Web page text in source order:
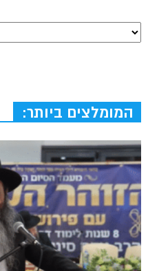
המומלצים ביותר: